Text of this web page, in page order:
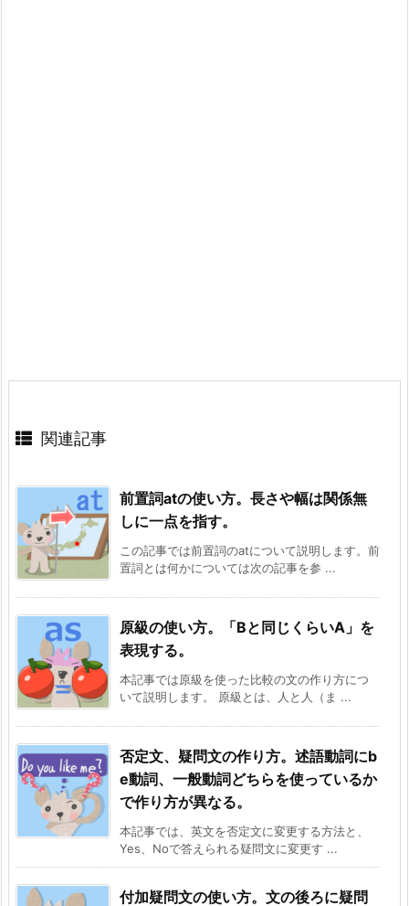
関連記事
前置詞atの使い方。長さや幅は関係無
しに一点を指す。
この記事では前置詞のatについて説明します。前
置詞とは何かについては次の記事を参 ...
原級の使い方。「Bと同じくらいA」を
表現する。
本記事では原級を使った比較の文の作り方につ
いて説明します。 原級とは、人と人（ま ...
否定文、疑問文の作り方。述語動詞にb
e動詞、一般動詞どちらを使っているか
で作り方が異なる。
本記事では、英文を否定文に変更する方法と、
Yes、Noで答えられる疑問文に変更す ...
付加疑問文の使い方。文の後ろに疑問